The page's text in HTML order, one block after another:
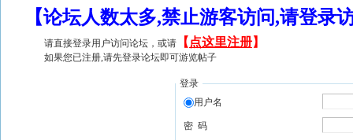
【论坛人数太多,禁止游客访问,请登
请直接登录用户访问论坛，或请 【 点这里注册】
如果您已注册,请先登录论坛即可游览帖子
登录
用户名
密 码